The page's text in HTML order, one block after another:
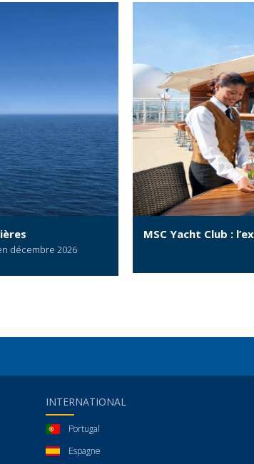
décembre 2026
MSC Yacht Club :
INTERNATIONAL
Portugal
Espagne